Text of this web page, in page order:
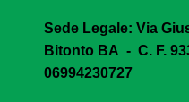
Sede Legale:Via
Bitonto BA - C. F.
06994230727